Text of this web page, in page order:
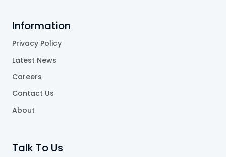
Information
Privacy Policy
Latest News
Careers
Contact Us
About
Talk To Us